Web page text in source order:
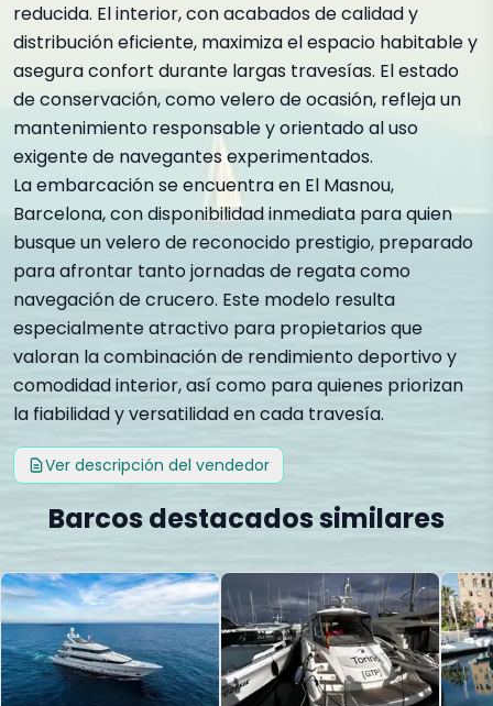
reducida. El interior, con acabados de calidad y
distribución eficiente, maximiza el espacio habitable y
asegura confort durante largas travesías. El estado
de conservación, como velero de ocasión, refleja un
mantenimiento responsable y orientado al uso
exigente de navegantes experimentados.
La embarcación se encuentra en El Masnou,
Barcelona, con disponibilidad inmediata para quien
busque un velero de reconocido prestigio, preparado
para afrontar tanto jornadas de regata como
navegación de crucero. Este modelo resulta
especialmente atractivo para propietarios que
valoran la combinación de rendimiento deportivo y
comodidad interior, así como para quienes priorizan
la fiabilidad y versatilidad en cada travesía.
Ver descripción del vendedor
Barcos destacados similares